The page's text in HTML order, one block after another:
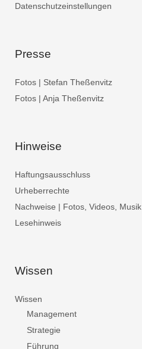
Datenschutzeinstellungen
Presse
Fotos | Stefan Theßenvitz
Fotos | Anja Theßenvitz
Hinweise
Haftungsausschluss
Urheberrechte
Nachweise | Fotos, Videos, Musik
Lesehinweis
Wissen
Wissen
Management
Strategie
Führung